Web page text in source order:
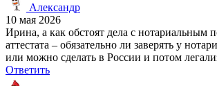
Александр
10 мая 2026
Ирина, а как обстоят дела с нотариальным
аттестата – обязательно ли заверять у
или можно сделать в России и потом
Ответить